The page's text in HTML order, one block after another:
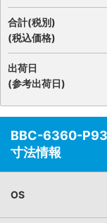
合計(税別)
(税込価格)
出荷日
(参考出荷日)
BBC-6360-
寸法情報
OS